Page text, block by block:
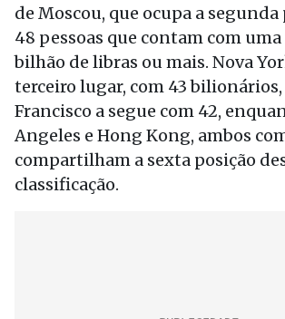
de Moscou, que ocupa a segunda
48 pessoas que contam com
bilhão de libras ou mais. Nova
terceiro lugar, com 43 bilionários,
Francisco a segue com 42,
Angeles e Hong Kong, ambos
compartilham a sexta posição
classificação.